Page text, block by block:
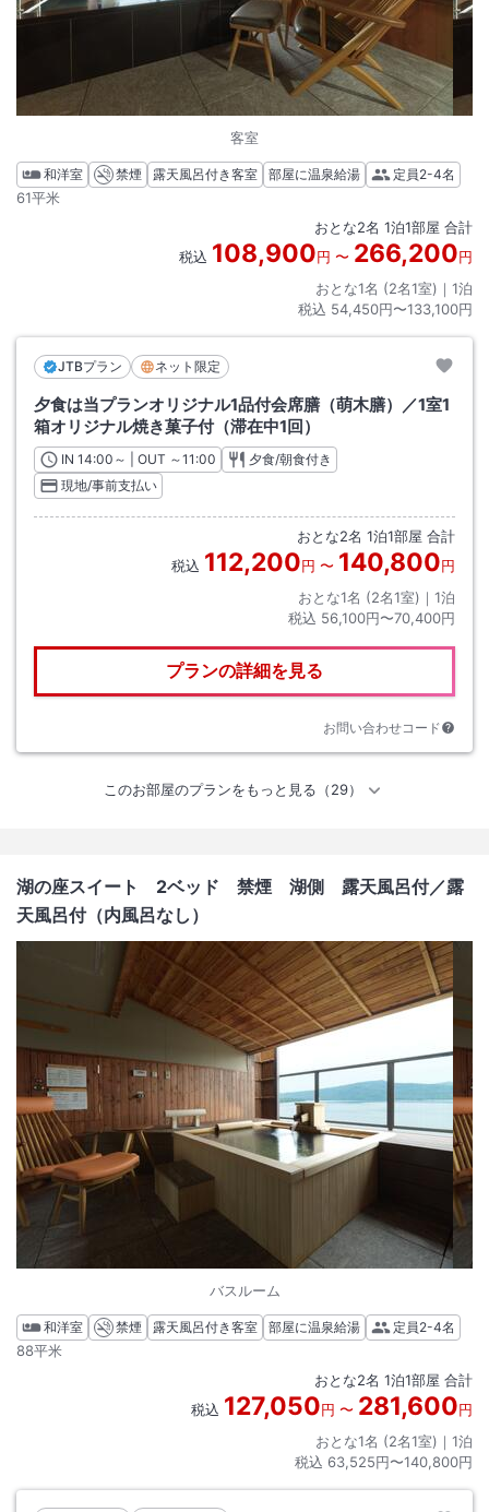
客室
和洋室 禁煙 露天風呂付き客室 部屋に温泉給湯 定員2-4名
61平米
おとな2名 1泊1部屋 合計
税込 108,900円 〜 266,200円
おとな1名 (2名1室)｜ 1泊
税込 54,450円〜133,100円
JTBプラン ネット限定
夕食は当プランオリジナル1品付会席膳（萌木膳）／1室1
箱オリジナル焼き菓子付（滞在中1回）
IN チェックイン
14:00 ～ | OUT チェックアウト
～11:00
夕食/朝食付き
現地/事前支払い
おとな2名 1泊1部屋 合計
税込 112,200円 〜 140,800円
おとな1名 (2名1室)｜ 1泊
税込 56,100円〜70,400円
プランの詳細を見る
お問い合わせコード
このお部屋のプランをもっと見る（29）
湖の座スイート 2ベッド 禁煙 湖側 露天風呂付／露
天風呂付（内風呂なし）
バスルーム
和洋室 禁煙 露天風呂付き客室 部屋に温泉給湯 定員2-4名
88平米
おとな2名 1泊1部屋 合計
税込 127,050円 〜 281,600円
おとな1名 (2名1室)｜ 1泊
税込 63,525円〜140,800円